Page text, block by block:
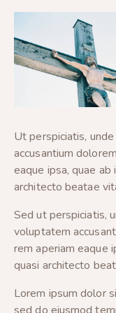
Ut perspiciatis,
accusantium
eaque ipsa, quae
architecto beatae
Sed ut perspiciatis,
voluptatem
rem aperiam eaque
quasi architecto
Lorem ipsum dolor